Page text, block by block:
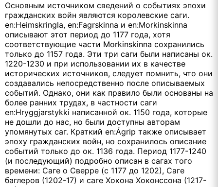
Основным источником сведений о событиях эпохи
гражданских войн являются королевские саги.
en:Heimskringla, en:Fagrskinna и en:Morkinskinna
описывают этот период до 1177 года, хотя
соответствующие части Morkinskinna сохранились
только до 1157 года. Эти три саги были написаны ок.
1220-1230 и при использовании их в качестве
исторических источников, следует помнить, что они
создавались непосредственно после описываемых
событий. Однако, они как правило были основаны на
более ранних трудах, в частности саги
en:Hryggjarstykki написанной ок. 1150 года, которые
не дошли до нас, но были доступны авторам
упомянутых саг. Краткий en:Ágrip также описывает
эпоху гражданских войн, но сохранилось описание
событий только до ок. 1136 года. Период 1177-1240
(и последующий) подробно описан в сагах того
времени: Саге о Сверре (с 1177 до 1202), Саге
баглеров (1202-17) и саге Хокона Хоконссона (1217-